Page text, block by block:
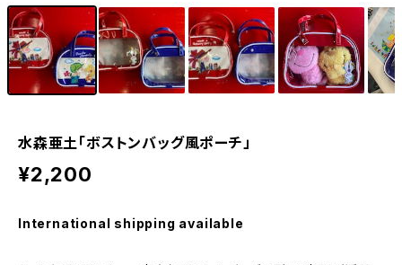
水森亜土「ボストンバッグ風ポーチ」
¥2,200
International shipping available